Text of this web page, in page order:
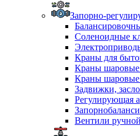
Запорно-
Соленоидные
Краны для
Краны шаровые
Краны
Задвижки,
Регулирующая
Вентили